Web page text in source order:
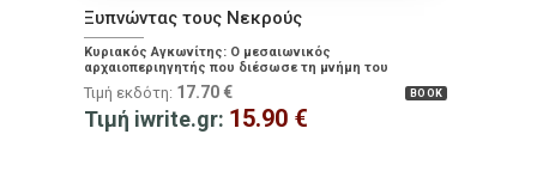
Ξυπνώντας τους Νεκρούς
Κυριακός Αγκωνίτης: Ο μεσαιωνικός
αρχαιοπεριηγητής που διέσωσε τη μνήμη του
ελληνορωμαϊκού κόσμου και αποτέλεσε τον πρόδρομο
των σύγχρονων αρχαιολόγων
BOOK
Τιμή εκδότη: 17.70 €
Τιμή iwrite.gr: 15.90 €